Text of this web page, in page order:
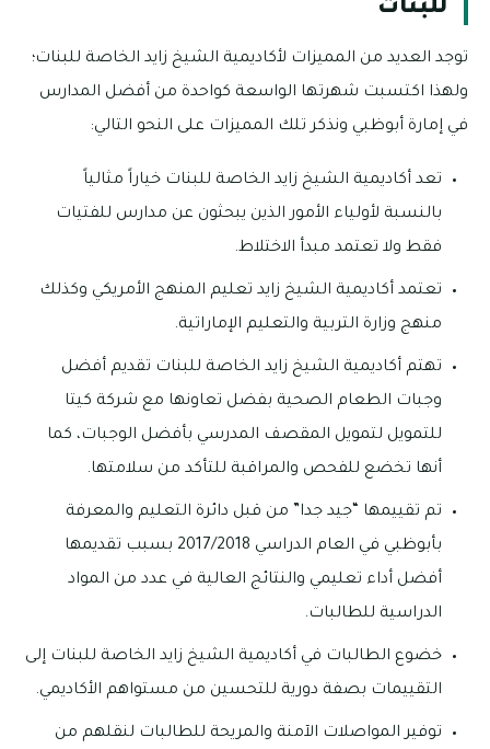
للبنات
توجد العديد من المميزات لأكاديمية الشيخ زايد الخاصة للبنات؛
ولهذا اكتسبت شهرتها الواسعة كواحدة من أفضل المدارس
في إمارة أبوظبي ونذكر تلك المميزات على النحو التالي:
تعد أكاديمية الشيخ زايد الخاصة للبنات خياراً مثالياً
بالنسبة لأولياء الأمور الذين يبحثون عن مدارس للفتيات
فقط ولا تعتمد مبدأ الاختلاط.
تعتمد أكاديمية الشيخ زايد تعليم المنهج الأمريكي وكذلك
منهج وزارة التربية والتعليم الإماراتية.
تهتم أكاديمية الشيخ زايد الخاصة للبنات تقديم أفضل
وجبات الطعام الصحية بفضل تعاونها مع شركة كيتا
للتمويل لتمويل المقصف المدرسي بأفضل الوجبات، كما
أنها تخضع للفحص والمراقبة للتأكد من سلامتها.
تم تقييمها “جيد جدا” من قبل دائرة التعليم والمعرفة
بأبوظبي في العام الدراسي 2017/2018 بسبب تقديمها
أفضل أداء تعليمي والنتائج العالية في عدد من المواد
الدراسية للطالبات.
خضوع الطالبات في أكاديمية الشيخ زايد الخاصة للبنات إلى
التقييمات بصفة دورية للتحسين من مستواهم الأكاديمي.
توفير المواصلات الآمنة والمريحة للطالبات لنقلهم من